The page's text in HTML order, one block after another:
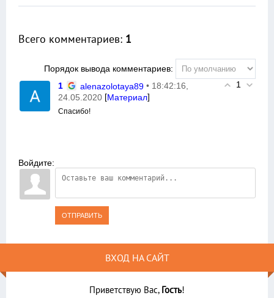
Всего комментариев: 1
Порядок вывода комментариев:
1
1 alenazolotaya89 • 18:42:16,
24.05.2020 [Материал]
Спасибо!
Войдите:
ОТПРАВИТЬ
ВХОД НА САЙТ
Приветствую Вас, Гость!